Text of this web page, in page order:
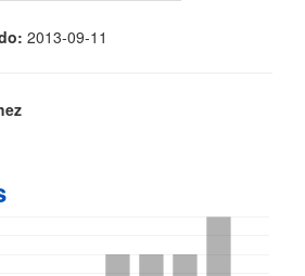
2013-09-11